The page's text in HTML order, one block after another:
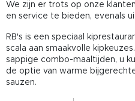
We zijn er trots op onze
en service te bieden, evenals
RB's is een speciaal
scala aan smaakvolle
sappige combo-maaltijden, u
de optie van warme
sauzen.